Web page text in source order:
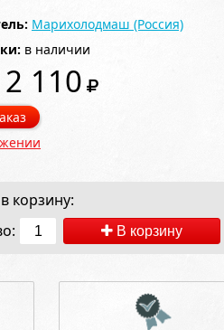
Марихолодмаш (Россия)
в наличии
110
корзину:
В корзину